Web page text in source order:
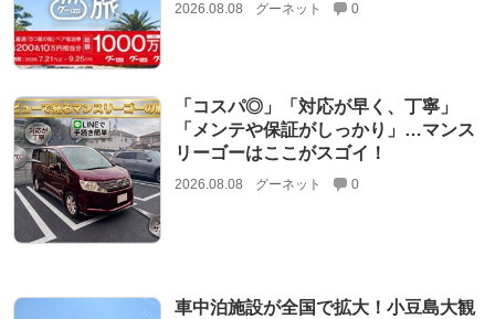
2026.08.08 グーネット 0
「コスパ◎」「対応が早く、丁寧」
「メンテや保証がしっかり」…マンス
リーゴーはここがスゴイ！
2026.08.08 グーネット 0
車中泊施設が全国で拡大！小豆島大観